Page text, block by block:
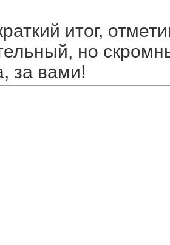
итог,
но
за вами!